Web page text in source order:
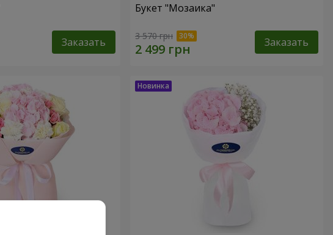
Заказать
Букет "Мозаика"
3 570 грн Заказать